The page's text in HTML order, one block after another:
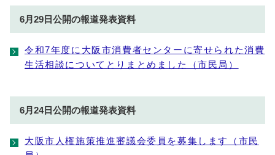
6月29日公開の報道発表資料
令和7年度に大阪市消費者センターに寄せられた消費
生活相談についてとりまとめました（市民局）
6月24日公開の報道発表資料
大阪市人権施策推進審議会委員を募集します（市民